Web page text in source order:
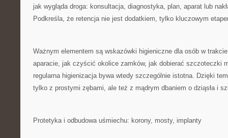
jak wygląda droga: konsultacja, diagnostyka, plan, aparat lub
Podkreśla, że retencja nie jest dodatkiem, tylko kluczowym
Ważnym elementem są wskazówki higieniczne dla osób w
aparacie, jak czyścić okolice zamków, jak dobierać szczoteczki
regularna higienizacja bywa wtedy szczególnie istotna. Dzięki
tylko z prostymi zębami, ale też z mądrym dbaniem o dziąsła i
Protetyka i odbudowa uśmiechu: korony, mosty, implanty